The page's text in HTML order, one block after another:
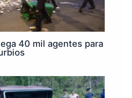
40 mil agentes para